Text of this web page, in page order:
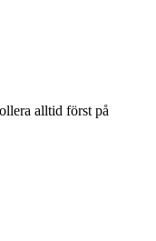
alltid först på